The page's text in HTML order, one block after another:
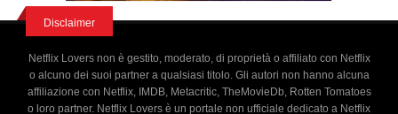
Disclaimer
Netflix Lovers non è gestito, moderato, di proprietà o affiliato con Netflix
o alcuno dei suoi partner a qualsiasi titolo. Gli autori non hanno alcuna
affiliazione con Netflix, IMDB, Metacritic, TheMovieDb, Rotten Tomatoes
o loro partner. Netflix Lovers è un portale non ufficiale dedicato a Netflix